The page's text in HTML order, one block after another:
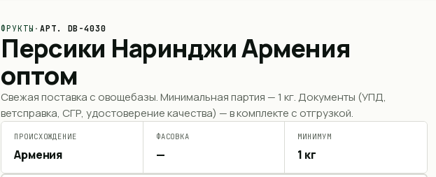
ФРУКТЫ · АРТ. DB-4030
Персики Наринджи Армения
оптом
Свежая поставка с овощебазы. Минимальная партия —1 кг. Документы (УПД,
ветсправка, СГР, удостоверение качества) — в комплекте с отгрузкой.
ПРОИСХОЖДЕНИЕ
Армения
ФАСОВКА
—
МИНИМУМ
1 кг